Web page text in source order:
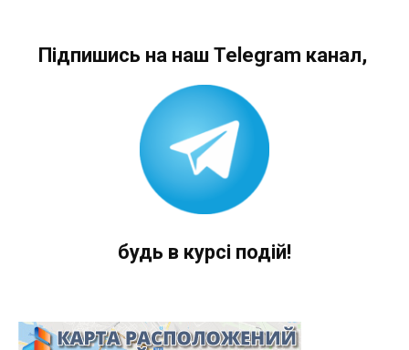
Підпишись на наш Telegram канал,
будь в курсі подій!